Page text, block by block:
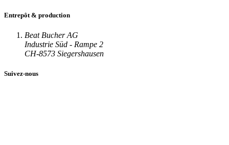
Entrepôt & production
Beat Bucher AG
Industrie Süd - Rampe 2
CH-8573 Siegershausen
Suivez-nous